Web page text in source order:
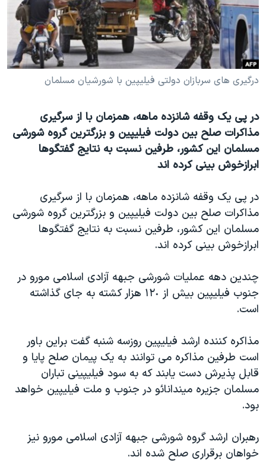
فرهنگ و زندگی
حقوق شهروندی
اقتصادی
علم و فناوری
گالری عکس
آرشیو پخش زنده
مستندها
انتخابات ریاست جمهوری آمریکا ۲۰۲۴
حمله جمهوری اسلامی به اسرائیل
رمز مهسا
اعتراضات زن، زندگی، آزادی
مجموعه مستندهای دادخواهی
تریبونال مردمی آبان ۹۸
چهل سال گروگان‌گیری
قانون شفافیت دارائی کادر رهبری ایران
اعتراضات مردمی آبان ۹۸
نرگس محمدی برنده جایزه نوبل صلح
همایش محافظه‌کاران آمریکا «سی‌پک»
سفر پرزیدنت ترامپ به چین
دنبال کنید
درگیری های سربازان دولتی فیلیپین با شورشیان مسلمان
در پی یک وقفه شانزده ماهه، همزمان با از سرگیری
مذاکرات صلح بین دولت فیلیپین و بزرگترین گروه شورشی
مسلمان این کشور، طرفین نسبت به نتایج گفتگوها
ابرازخوش بینی کرده اند
در پی یک وقفه شانزده ماهه، همزمان با از سرگیری
مذاکرات صلح بین دولت فیلیپین و بزرگترین گروه شورشی
مسلمان این کشور، طرفین نسبت به نتایج گفتگوها
ابرازخوش بینی کرده اند.
چندین دهه عملیات شورشی جبهه آزادی اسلامی مورو در
جنوب فیلیپین بیش از ١٢٠ هزار کشته به جای گذاشته
است.
مذاکره کننده ارشد فیلیپین روزسه شنبه گفت براین باور
است طرفین مذاکره می توانند به یک پیمان صلح پایا و
قابل پذیرش دست یابند که به سود فیلیپینی تباران
مسلمان جزیره میندانائو در جنوب و ملت فیلیپین خواهد
بود.
رهبران ارشد گروه شورشی جبهه آزادی اسلامی مورو نیز
خواهان برقراری صلح شده اند.